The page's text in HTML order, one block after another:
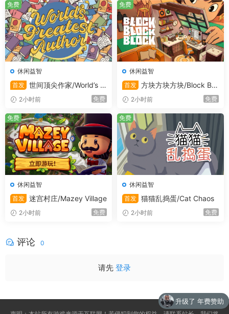
休闲益智
首发 世间顶尖作家/World’s G
reatest Author
2小时前 免费
免费
休闲益智
首发 方块方块方块/Block Blo
ck Block
2小时前 免费
免费
休闲益智
首发 迷宫村庄/Mazey Village
2小时前 免费
免费
休闲益智
首发 猫猫乱捣蛋/Cat Chaos
2小时前 免费
免费
评论 0
请先 登录
升级了 年费赞助